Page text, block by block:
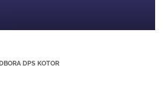
DPS KOTOR